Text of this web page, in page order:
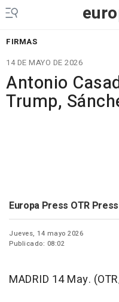
FIRMAS
14 DE MAYO DE 2026
Antonio
Trump,
Europa Press OTR Press
Jueves, 14 mayo 2026
Publicado: 08:02
MADRID 14 May.